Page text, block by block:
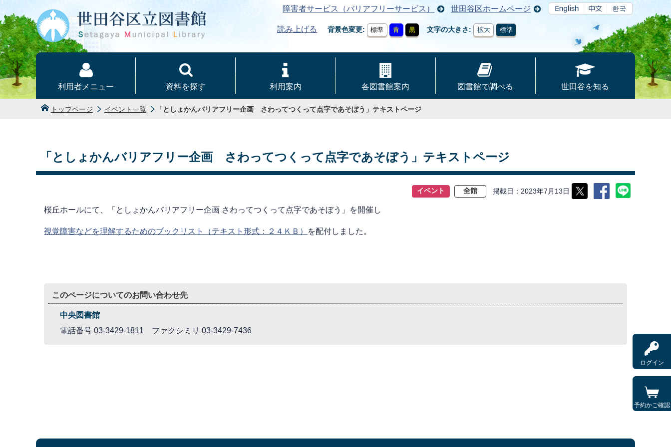
本文へ
障害者サービス（バリアフリーサービス） 世田谷区ホームページ
読み上げる 背景色変更 標準 青 黒 文字の大きさ 拡大 標準
ログイン
予約かご確認
利用者メニュー 資料を探す 利用案内 各図書館案内 図書館で調べる 世田谷を知る
トップページ イベント一覧 「としょかんバリアフリー企画 さわってつくって点字であそぼう」テキストページ
「としょかんバリアフリー企画 さわってつくって点字であそぼう」テキストページ
イベント 全館 掲載日 2023年7月13日
桜丘ホールにて、「としょかんバリアフリー企画 さわってつくって点字であそぼう」を開催し
視覚障害などを理解するためのブックリスト（テキスト形式：２４ＫＢ） を配付しました。
このページについてのお問い合わせ先
中央図書館
電話番号 03-3429-1811 ファクシミリ 03-3429-7436